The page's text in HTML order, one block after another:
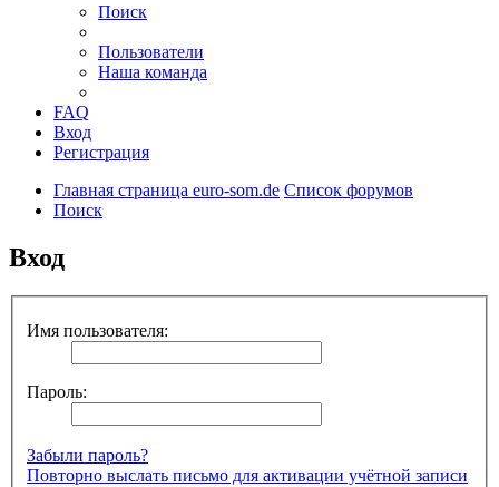
Поиск
Пользователи
Наша команда
FAQ
Вход
Регистрация
Главная страница euro-som.de Список форумов
Поиск
Вход
Имя пользователя:
Пароль:
Забыли пароль?
Повторно выслать письмо для активации учётной записи